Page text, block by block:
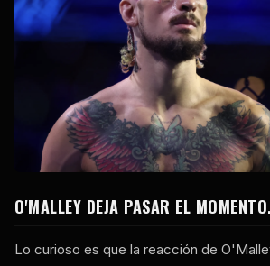
O'MALLEY DEJA PASAR EL MOMENTO.
Lo curioso es que la reacción de